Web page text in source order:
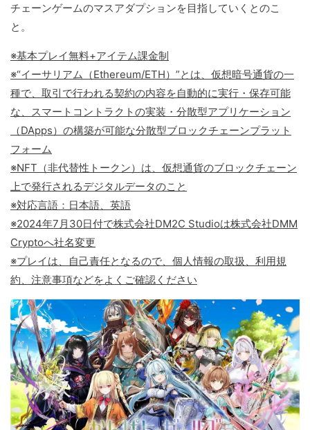
チェーンゲームのマスアダプションを目指していくとのこ
と。
※基本プレイ無料+アイテム課金制
※“イーサリアム（Ethereum/ETH）”とは、仮想暗号通貨の一
種で、取引で行われる契約の内容を自動的に実行・保存可能
な、スマートコントラクトの実装・分散型アプリケーション
（DApps）の構築が可能な分散型ブロックチェーンプラット
フォーム
※NFT（非代替性トークン）は、仮想通貨のブロックチェーン
上で発行されるデジタルデータのこと
※対応言語：日本語、英語
※2024年7月30日付で株式会社DM2C Studioは株式会社DMM
Cryptoへ社名変更
※プレイは、自己責任となるので、個人情報の取扱、利用規
約、注意事項などをよくご確認ください